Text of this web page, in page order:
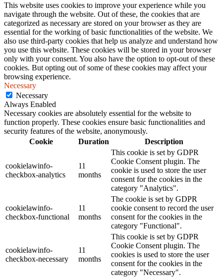
This website uses cookies to improve your experience while you
navigate through the website. Out of these, the cookies that are
categorized as necessary are stored on your browser as they are
essential for the working of basic functionalities of the website. We
also use third-party cookies that help us analyze and understand how
you use this website. These cookies will be stored in your browser
only with your consent. You also have the option to opt-out of these
cookies. But opting out of some of these cookies may affect your
browsing experience.
Necessary
Necessary
Always Enabled
Necessary cookies are absolutely essential for the website to
function properly. These cookies ensure basic functionalities and
security features of the website, anonymously.
Cookie
Duration Description
cookielawinfo-
checkbox-analytics
11
months
This cookie is set by GDPR
Cookie Consent plugin. The
cookie is used to store the user
consent for the cookies in the
category "Analytics".
cookielawinfo-
checkbox-functional
11
months
The cookie is set by GDPR
cookie consent to record the user
consent for the cookies in the
category "Functional".
cookielawinfo-
checkbox-necessary
11
months
This cookie is set by GDPR
Cookie Consent plugin. The
cookies is used to store the user
consent for the cookies in the
category "Necessary".